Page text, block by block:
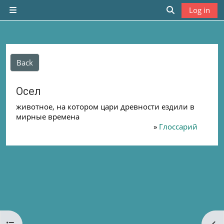
Skip to main content
Side panel
Toggle
Log in
Back
Осел
животное, на котором цари древности ездили в
мирные времена
» Глоссарий